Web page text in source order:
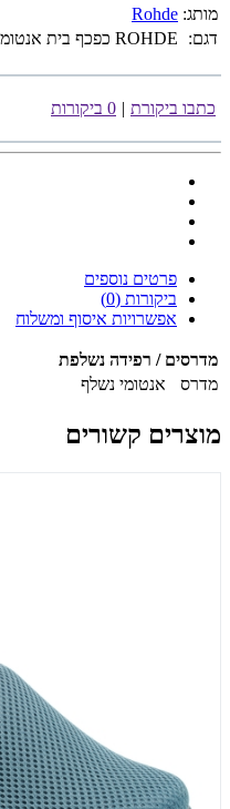
מותג: Rohde
דגם:
ROHDE כפכף בית אנטומי אופנתי 6120
כתבו ביקורת | 0 ביקורות
פרטים נוספים
ביקורות (0)
אפשרויות איסוף ומשלוח
מדרסים / רפידה נשלפת
מדרס
אנטומי נשלף
מוצרים קשורים